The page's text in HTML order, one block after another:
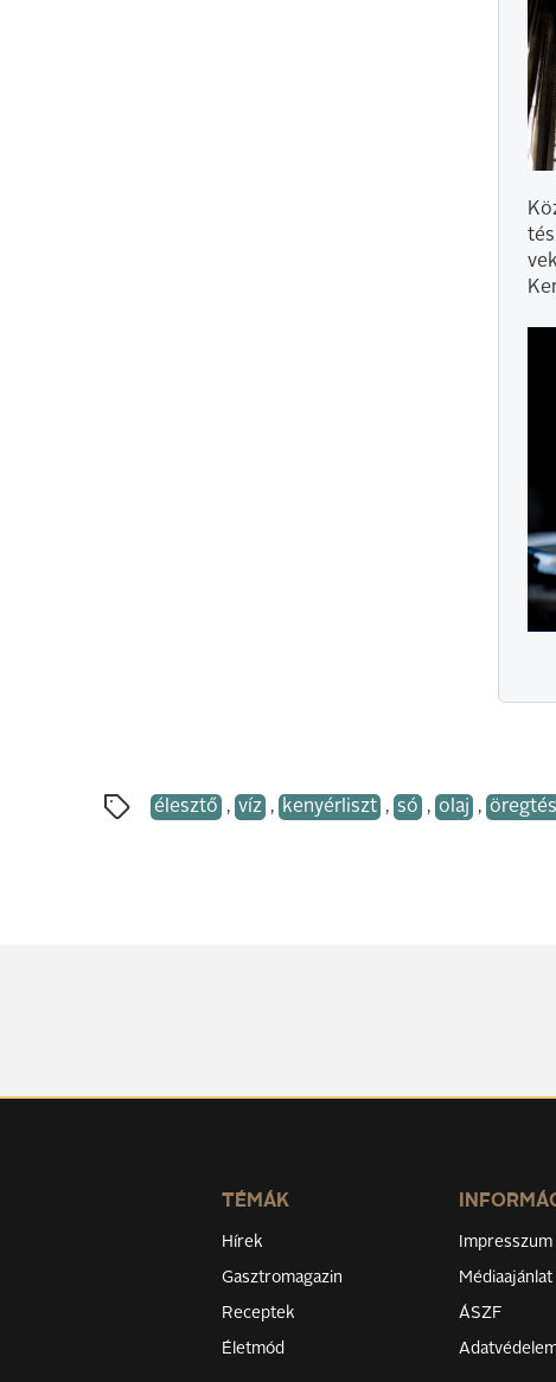
élesztő , víz , kenyérliszt , só , olaj ,
TÉMÁK
Hírek
Gasztromagazin
Receptek
Életmód
Impresszum
Médiaajánlat
ÁSZF